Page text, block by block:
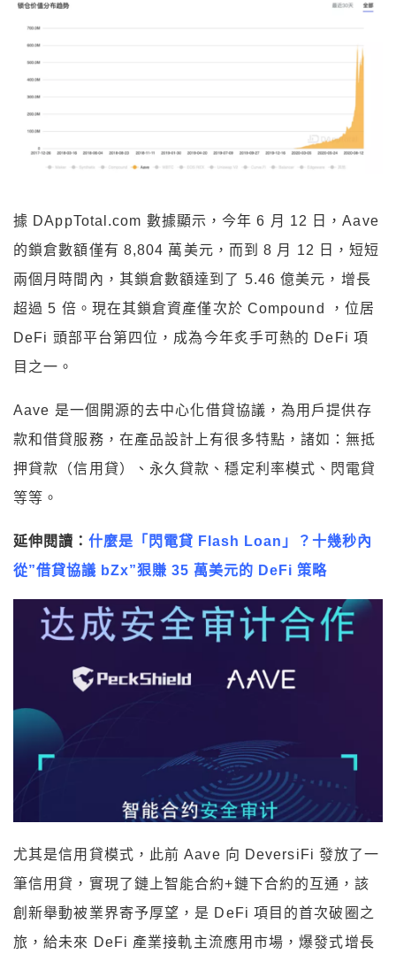
據 DAppTotal.com 數據顯示，今年 6 月 12 日，Aave
的鎖倉數額僅有 8,804 萬美元，而到 8 月 12 日，短短
兩個月時間內，其鎖倉數額達到了 5.46 億美元，增長
超過 5 倍。現在其鎖倉資產僅次於 Compound ，位居
DeFi 頭部平台第四位，成為今年炙手可熱的 DeFi 項
目之一。
Aave 是一個開源的去中心化借貸協議，為用戶提供存
款和借貸服務，在產品設計上有很多特點，諸如：無抵
押貸款（信用貸）、永久貸款、穩定利率模式、閃電貸
等等。
延伸閱讀： 什麼是「閃電貸 Flash Loan」？十幾秒內
從”借貸協議 bZx”狠賺 35 萬美元的 DeFi 策略
尤其是信用貸模式，此前 Aave 向 DeversiFi 發放了一
筆信用貸，實現了鏈上智能合約+鏈下合約的互通，該
創新舉動被業界寄予厚望，是 DeFi 項目的首次破圈之
旅，給未來 DeFi 產業接軌主流應用市場，爆發式增長